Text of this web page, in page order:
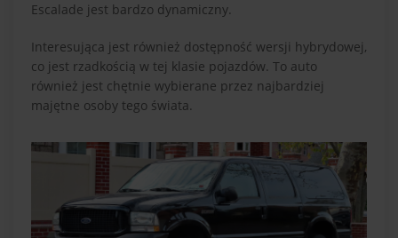
Escalade jest bardzo dynamiczny.
Interesująca jest również dostępność wersji hybrydowej,
co jest rzadkością w tej klasie pojazdów. To auto
również jest chętnie wybierane przez najbardziej
majętne osoby tego świata.